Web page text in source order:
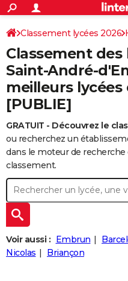
ACTUALITÉS
Politique
Société
Faits Divers
Education
Monde
Villes
+
SPORT
Coupe du monde 2026
Football
Tennis
Cyclisme
Rugby
Forum
CULTURE
Programme TV
TNT
Streaming
Cinéma
Sorties cinéma
Musique
+
FINANCE
Retraite
Impôts
Epargne
Immobilier
Risques naturels par ville
Banque
Assurance
Crédit
AUTO
Réserver un essai
Citadines
Berlines
Forum auto
HIGH-TECH
BRICOLAGE
Aménagement intérieur
Cuisine
Jardinage
+ WEEK-END
Guides de France
Escapades
Patrimoine
Expositions
Musées
Week-end nature
+
LIFESTYLE
SANTE
Alimentation
Guide de la santé
Maladies
Médicaments
Sommeil
+
Classement lycées 2026
Classement des
Saint-André-
meilleurs lycées
[PUBLIE]
GRATUIT - Découvrez le
ou recherchez un
dans le moteur de
classement.
Voir aussi : Embrun
Nicolas
Briançon